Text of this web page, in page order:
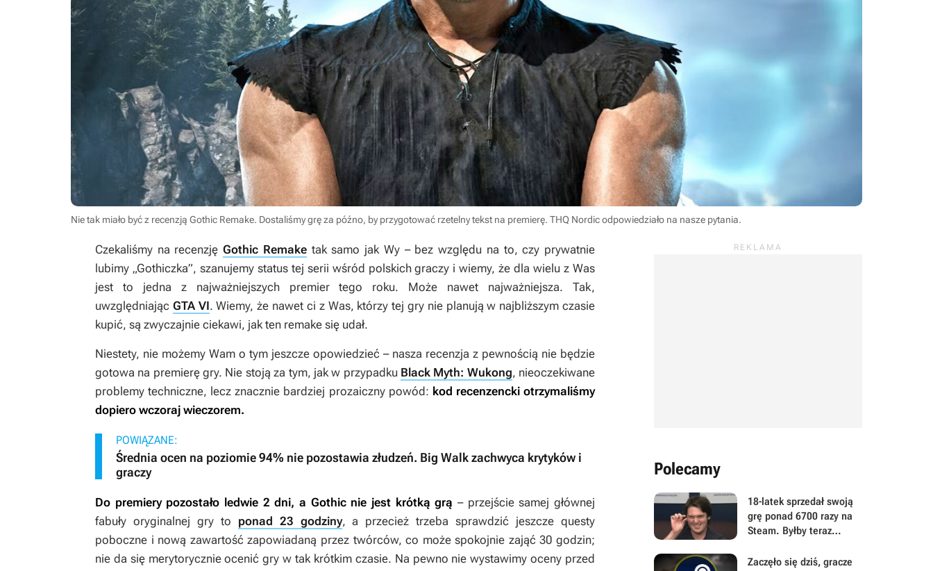
Nie tak miało być z recenzją Gothic Remake. Dostaliśmy grę za późno, by przygotować rzetelny tekst na premierę. THQ Nordic odpowiedziało na nasze pytania.
Czekaliśmy na recenzjęGothic Remaketak samo jak Wy – bez względu na to, czy prywatnie
lubimy „Gothiczka”, szanujemy status tej serii wśród polskich graczy i wiemy, że dla wielu z Was
jest to jedna z najważniejszych premier tego roku. Może nawet najważniejsza. Tak,
uwzględniając GTA VI. Wiemy, że nawet ci z Was, którzy tej gry nie planują w najbliższym czasie
kupić, są zwyczajnie ciekawi, jak ten remake się udał.
Niestety, nie możemy Wam o tym jeszcze opowiedzieć – nasza recenzja z pewnością nie będzie
gotowa na premierę gry. Nie stoją za tym, jak w przypadku Black Myth: Wukong, nieoczekiwane
problemy techniczne, lecz znacznie bardziej prozaiczny powód: kod recenzencki otrzymaliśmy
dopiero wczoraj wieczorem.
POWIĄZANE:
Średnia ocen na poziomie 94% nie pozostawia złudzeń. Big Walk zachwyca krytyków i
graczy
Do premiery pozostało ledwie 2 dni, a Gothicnie jest krótką grą – przejście samej głównej
fabuły oryginalnej gry to ponad 23 godziny, a przecież trzeba sprawdzić jeszcze questy
poboczne i nową zawartość zapowiadaną przez twórców, co może spokojnie zająć 30 godzin;
nie da się merytorycznie ocenić gry w tak krótkim czasie. Na pewno nie wystawimy oceny przed
Polecamy
18-latek sprzedał swoją
grę ponad 6700 razy na
Steam. Byłby teraz
kupujących nie dokonało
Zaczęło się dziś, gracze